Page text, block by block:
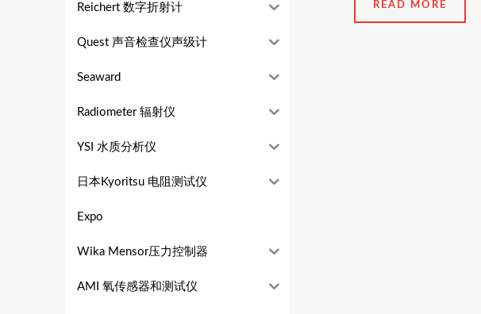
Reichert 数字折射计
Quest 声音检查仪声级计
Seaward
Radiometer 辐射仪
YSI 水质分析仪
日本Kyoritsu 电阻测试仪
Expo
Wika Mensor压力控制器
AMI 氧传感器和测试仪
READ MORE